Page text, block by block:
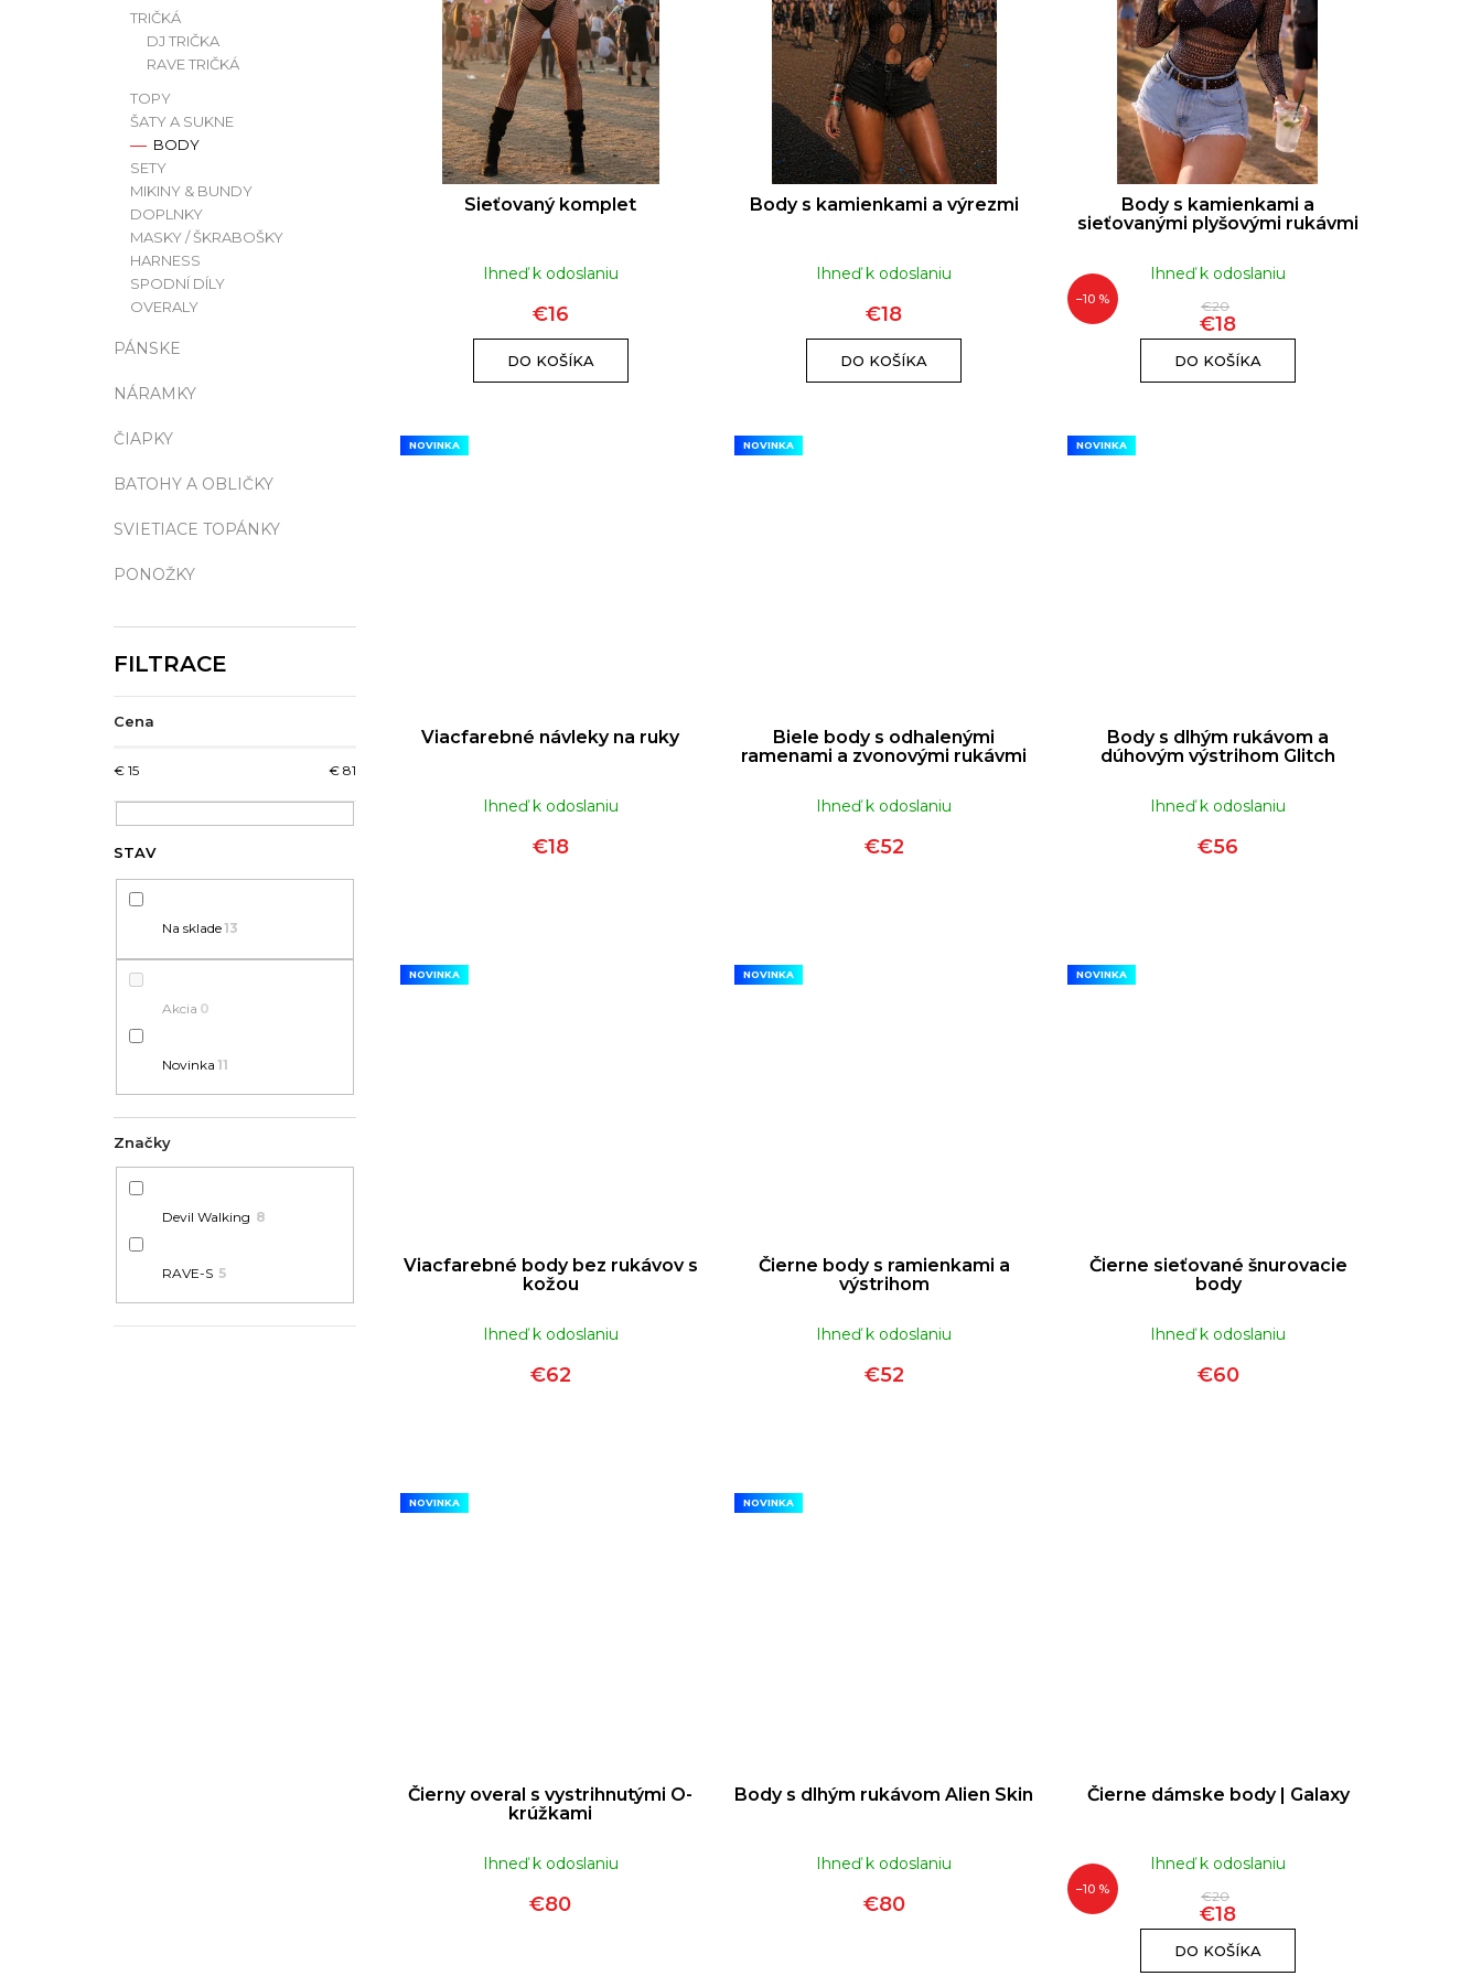
TRIČKÁ
DJ TRIČKA
RAVE TRIČKÁ
TOPY
ŠATY A SUKNE
BODY
SETY
MIKINY & BUNDY
DOPLNKY
MASKY / ŠKRABOŠKY
HARNESS
SPODNÍ DÍLY
OVERALY
PÁNSKE
NÁRAMKY
ČIAPKY
BATOHY A OBLIČKY
SVIETIACE TOPÁNKY
PONOŽKY
Cena
€ 15 € 81
Na sklade13
Akcia 0
Novinka 11
Značky
Devil Walking 8
RAVE-S 5
Sieťovaný komplet
Ihneď k odoslaniu
€16
DO KOŠÍKA
Body s kamienkami a výrezmi
Ihneď k odoslaniu
€18
DO KOŠÍKA
–10 %
Body s kamienkami a
sieťovanými plyšovými rukávmi
Ihneď k odoslaniu
€20
€18
DO KOŠÍKA
NOVINKA
Viacfarebné návleky na ruky
Ihneď k odoslaniu
€18
NOVINKA
Biele body s odhalenými
ramenami a zvonovými rukávmi
Ihneď k odoslaniu
€52
NOVINKA
Body s dlhým rukávom a
dúhovým výstrihom Glitch
Ihneď k odoslaniu
€56
NOVINKA
Viacfarebné body bez rukávov s
kožou
Ihneď k odoslaniu
€62
NOVINKA
Čierne body s ramienkami a
výstrihom
Ihneď k odoslaniu
€52
NOVINKA
Čierne sieťované šnurovacie
body
Ihneď k odoslaniu
€60
NOVINKA
Čierny overal s vystrihnutými O-
krúžkami
Ihneď k odoslaniu
€80
NOVINKA
Body s dlhým rukávom Alien Skin
Ihneď k odoslaniu
€80
–10 %
Čierne dámske body | Galaxy
Ihneď k odoslaniu
€20
€18
DO KOŠÍKA
RUSH ORIGINAL EU FORMULA | 24ML RUSH ORIGINAL EU FORMULA | 10ML
€10
RUSH ULTRA STRONG | 10ML